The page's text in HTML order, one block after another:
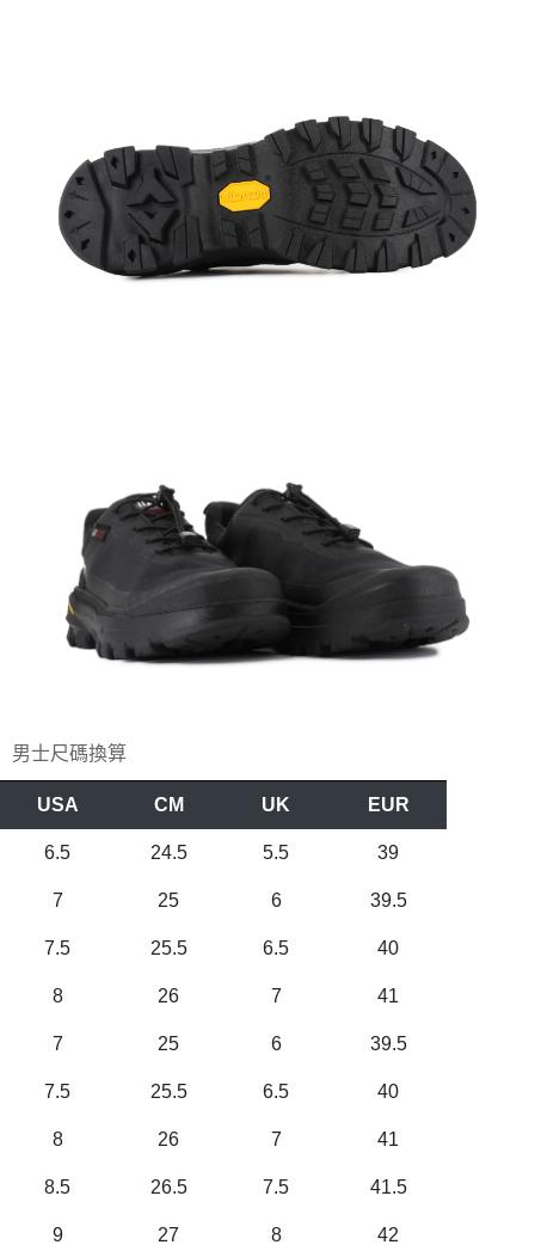
男士尺碼換算
USA CM UK EUR
6.5 24.5 5.5 39
7 25 6 39.5
7.5 25.5 6.5 40
8 26 7 41
7 25 6 39.5
7.5 25.5 6.5 40
8 26 7 41
8.5 26.5 7.5 41.5
9 27 8 42